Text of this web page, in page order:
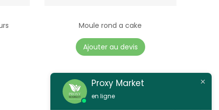
Moule rond a cake
Ajouter au devis
C
r
o
d
Proxy Market
en ligne